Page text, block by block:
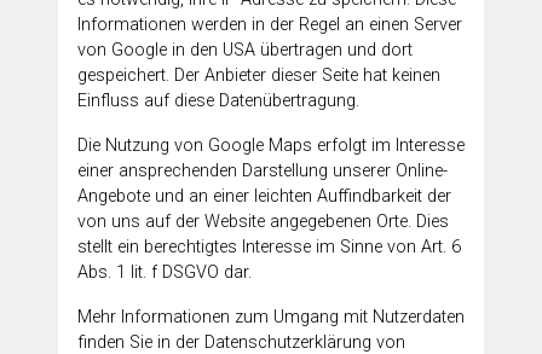
Informationen werden in der Regel an einen Server
von Google in den USA übertragen und dort
gespeichert. Der Anbieter dieser Seite hat keinen
Einfluss auf diese Datenübertragung.
Die Nutzung von Google Maps erfolgt im Interesse
einer ansprechenden Darstellung unserer Online-
Angebote und an einer leichten Auffindbarkeit der
von uns auf der Website angegebenen Orte. Dies
stellt ein berechtigtes Interesse im Sinne von Art. 6
Abs. 1 lit. f DSGVO dar.
Mehr Informationen zum Umgang mit Nutzerdaten
finden Sie in der Datenschutzerklärung von